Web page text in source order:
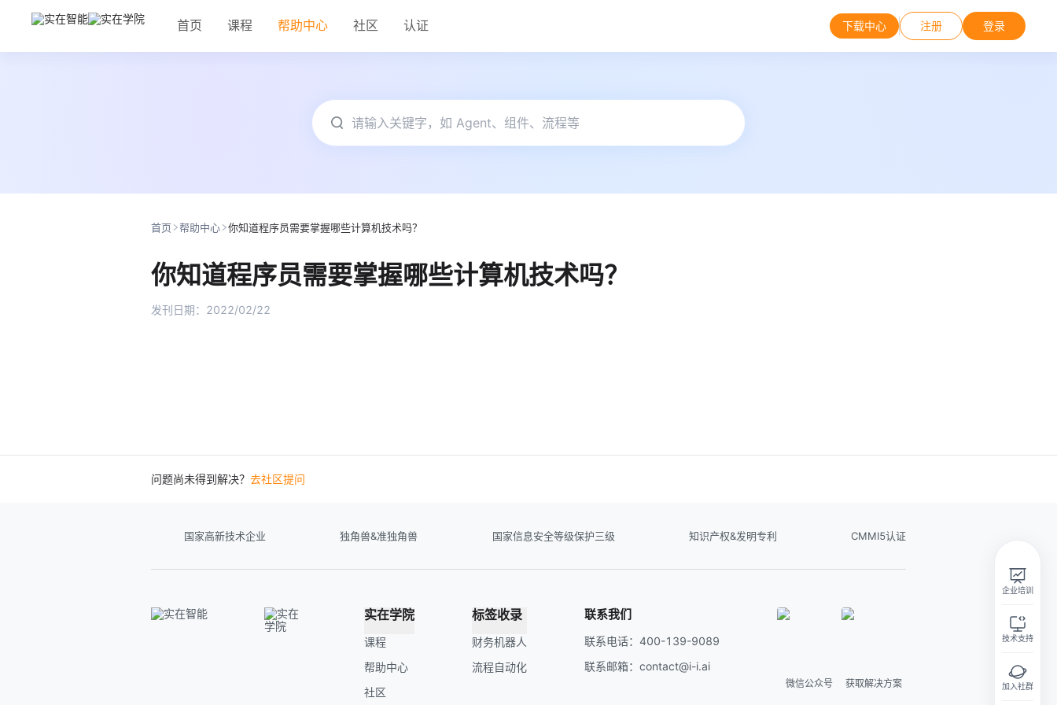
首页 课程 帮助中心 社区 认证 下载中心 注册 登录
首页 帮助中心 你知道程序员需要掌握哪些计算机技术吗？
你知道程序员需要掌握哪些计算机技术吗？
发刊日期： 2022/02/22
问题尚未得到解决？ 去社区提问
国家高新技术企业 独角兽&准独角兽 国家信息安全等级保护三级 知识产权&发明专利 CMMI5认证
实在学院
课程
帮助中心
社区
标签收录
财务机器人
流程自动化
联系我们
联系电话：400-139-9089
联系邮箱：contact@i-i.ai
微信公众号 获取解决方案
企业培训
技术支持
加入社群
实在智能Agent学习群